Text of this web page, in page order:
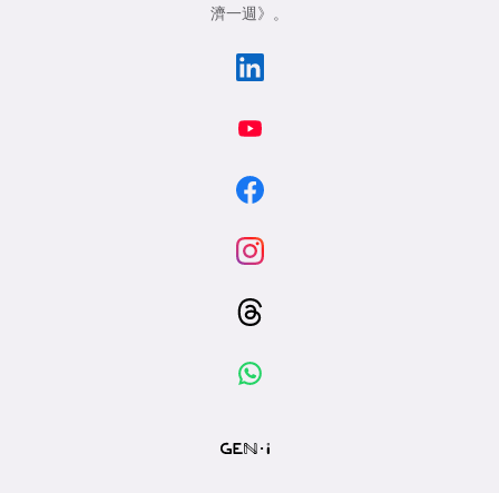
濟一週》 。